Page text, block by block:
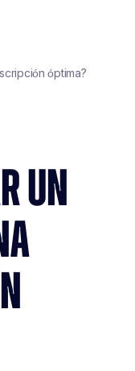
óptima?
UN